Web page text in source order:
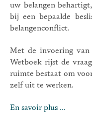
uw belangen
bij een bepaalde
belangenconflict.
Met de invoering
Wetboek rijst de
ruimte bestaat om
zelf uit te werken.
En savoir plus ...